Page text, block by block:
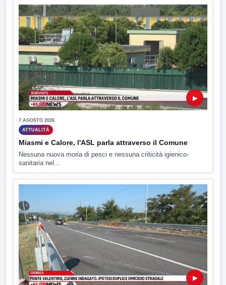
▶
7 AGOSTO 2026
ATTUALITÀ
Miasmi e Calore, l'ASL parla attraverso il Comune
Nessuna nuova moria di pesci e nessuna criticità igienico-
sanitaria nel...
▶